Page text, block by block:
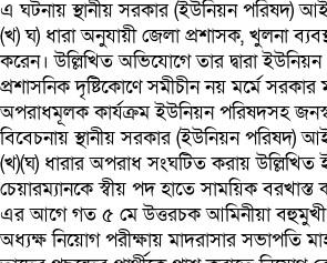
এ ঘটনায় স্থানীয় সরকার (ইউনিয়ন পরিষদ)
(খ) ঘ) ধারা অনুযায়ী জেলা প্রশাসক, খুলনা
করেন। উল্লিখিত অভিযোগে তার দ্বারা
প্রশাসনিক দৃষ্টিকোণে সমীচীন নয় মর্মে
অপরাধমূলক কার্যক্রম ইউনিয়ন পরিষদসহ
বিবেচনায় স্থানীয় সরকার (ইউনিয়ন
(খ)(ঘ) ধারার অপরাধ সংঘটিত করায় উল্লিখিত
চেয়ারম্যানকে স্বীয় পদ হাতে সাময়িক বরখাস্ত
এর আগে গত ৫ মে উত্তরচক আমিনীয়া বহুমুখী
অধ্যক্ষ নিয়োগ পরীক্ষায় মাদরাসার সভাপতি